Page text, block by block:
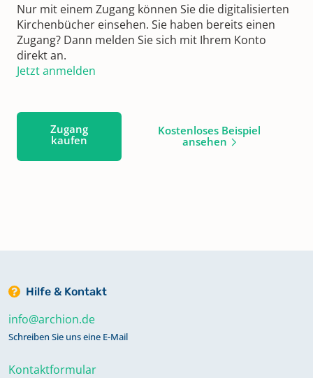
Nur mit einem Zugang können Sie die digitalisierten
Kirchenbücher einsehen. Sie haben bereits einen
Zugang? Dann melden Sie sich mit Ihrem Konto
direkt an.
Jetzt anmelden
Zugang
kaufen
Kostenloses Beispiel
ansehen
Hilfe & Kontakt
info@archion.de
Schreiben Sie uns eine E-Mail
Kontaktformular